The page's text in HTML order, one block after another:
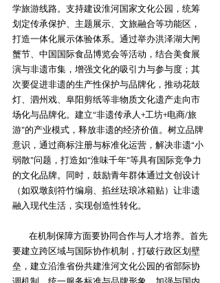
学旅游线路。支持建设淮河国家文化公园，统筹
划定传承保护、主题展示、文旅融合等功能区，
打造一体化展示体验体系。通过举办洪泽湖大闸
蟹节、中国国际食品博览会等活动，结合美食展
演与非遗市集，增强文化的吸引力与参与度；其
次要促进非遗的生产性保护与品牌化‌，推动花鼓
灯、泗州戏、阜阳剪纸等非物质文化遗产走向市
场化与品牌化。建立“非遗传承人+工坊+电商/旅
游”的产业模式，释放非遗的经济价值。树立品牌
意识，通过商标注册与标准化运营，解决非遗“小
弱散”问题，打造如“淮味千年”等具有国际竞争力
的文化品牌。同时，鼓励青年群体通过文创设计
（如双墩刻符竹编扇、掐丝珐琅冰箱贴）让非遗
融入现代生活，实现创造性转化。
在机制保障方面要协同合作与人才培养。首先
要建立跨区域与国际协作机制‌，打破行政区划壁
垒，建立沿淮省份共建淮河文化公园的省部际协